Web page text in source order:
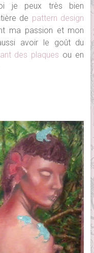
je peux très bien
de pattern design
ma passion et mon
avoir le goût du
des plaques ou en